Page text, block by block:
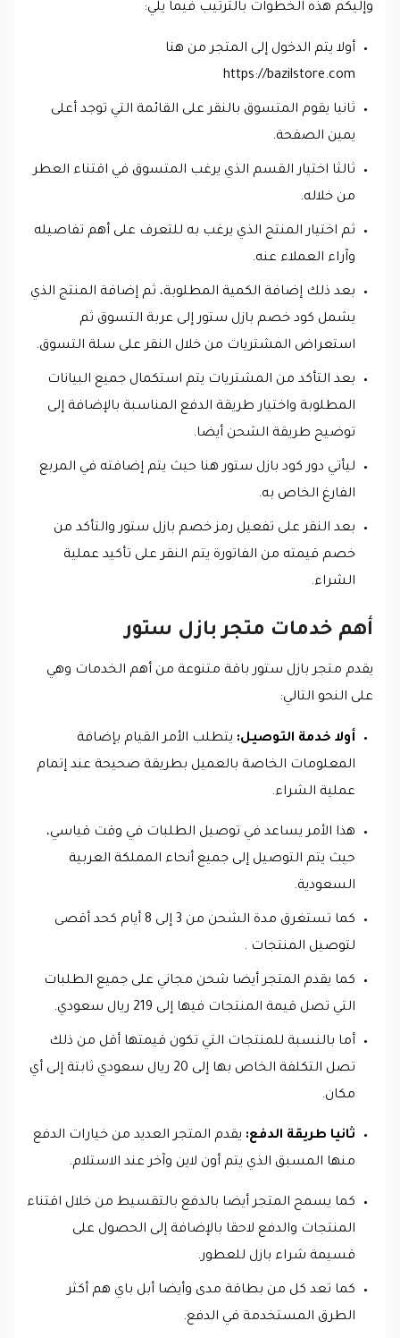
وإليكم هذه الخطوات بالترتيب فيما يلي:
أولا يتم الدخول إلى المتجر من هنا
https://bazilstore.com
ثانيا يقوم المتسوق بالنقر على القائمة التي توجد أعلى
يمين الصفحة.
ثالثا اختيار القسم الذي يرغب المتسوق في اقتناء العطر
من خلاله.
ثم اختيار المنتج الذي يرغب به للتعرف على أهم تفاصيله
وآراء العملاء عنه.
بعد ذلك إضافة الكمية المطلوبة، ثم إضافة المنتج الذي
يشمل كود خصم بازل ستور إلى عربة التسوق ثم
استعراض المشتريات من خلال النقر على سلة التسوق.
بعد التأكد من المشتريات يتم استكمال جميع البيانات
المطلوبة واختيار طريقة الدفع المناسبة بالإضافة إلى
توضيح طريقة الشحن أيضا.
ليأتي دور كود بازل ستور هنا حيث يتم إضافته في المربع
الفارغ الخاص به.
بعد النقر على تفعيل رمز خصم بازل ستور والتأكد من
خصم قيمته من الفاتورة يتم النقر على تأكيد عملية
الشراء.
أهم خدمات متجر بازل ستور
يقدم متجر بازل ستور باقة متنوعة من أهم الخدمات وهي
على النحو التالي:
أولا خدمة التوصيل: يتطلب الأمر القيام بإضافة
المعلومات الخاصة بالعميل بطريقة صحيحة عند إتمام
عملية الشراء.
هذا الأمر يساعد في توصيل الطلبات في وقت قياسي،
حيث يتم التوصيل إلى جميع أنحاء المملكة العربية
السعودية.
كما تستغرق مدة الشحن من 3 إلى 8 أيام كحد أقصى
لتوصيل المنتجات .
كما يقدم المتجر أيضا شحن مجاني على جميع الطلبات
التي تصل قيمة المنتجات فيها إلى 219 ريال سعودي.
أما بالنسبة للمنتجات التي تكون قيمتها أقل من ذلك
تصل التكلفة الخاص بها إلى 20 ريال سعودي ثابتة إلى أي
مكان.
ثانيا طريقة الدفع: يقدم المتجر العديد من خيارات الدفع
منها المسبق الذي يتم أون لاين وآخر عند الاستلام.
كما يسمح المتجر أيضا بالدفع بالتقسيط من خلال اقتناء
المنتجات والدفع لاحقا بالإضافة إلى الحصول على
قسيمة شراء بازل للعطور.
كما تعد كل من بطاقة مدى وأيضا أبل باي هم أكثر
الطرق المستخدمة في الدفع.